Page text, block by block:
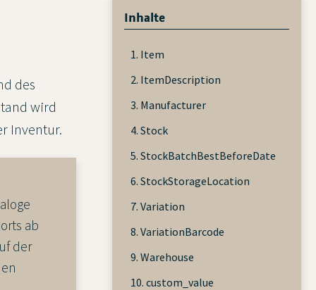
des
wird
Inventur.
ab
der
Inhalte
1. Item
2. ItemDescription
3. Manufacturer
4. Stock
5. StockBatchBestBeforeDate
6. StockStorageLocation
7. Variation
8. VariationBarcode
9. Warehouse
10. custom_value